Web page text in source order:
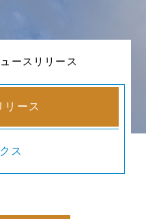
ースリリース
リース
ス